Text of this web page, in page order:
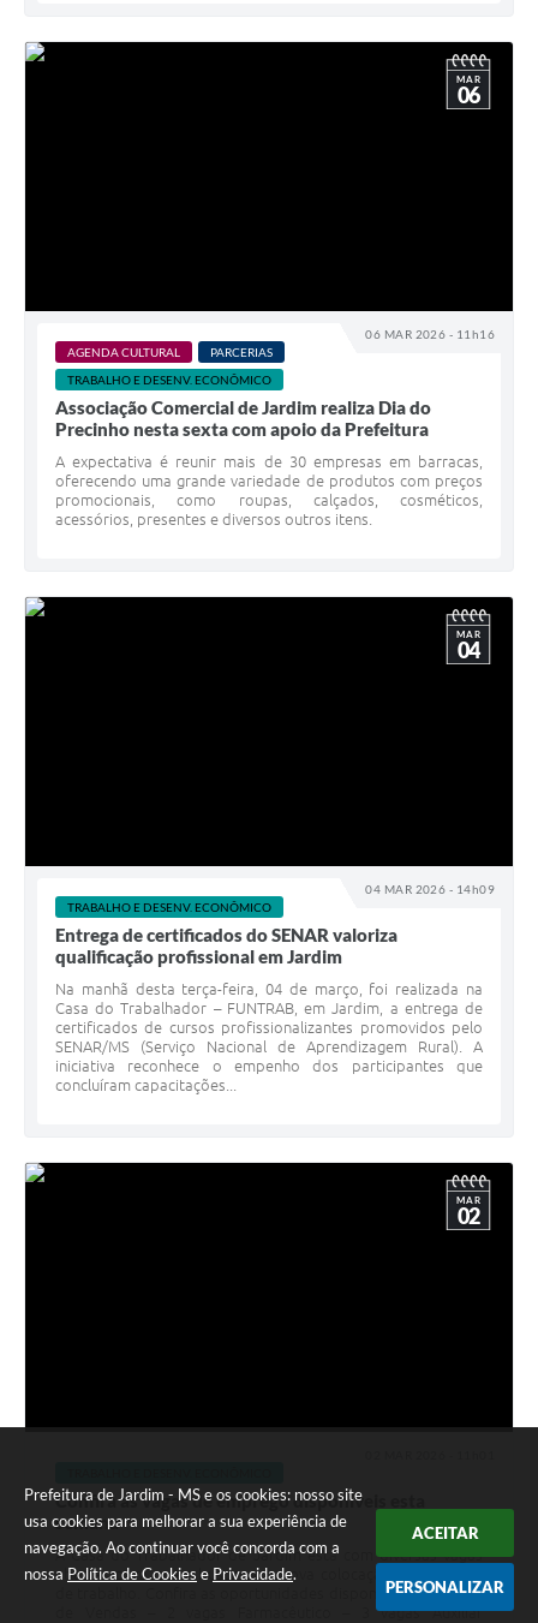
Prefeitura de Jardim - MS e os cookies: nosso site
usa cookies para melhorar a sua experiência de
navegação. Ao continuar você concorda com a
nossa Política de Cookies e Privacidade.
ACEITAR
PERSONALIZAR
06 MAR 2026 - 11h16
MAR
06
AGENDA CULTURAL
PARCERIAS
TRABALHO E DESENV. ECONÔMICO
Associação Comercial de Jardim realiza Dia do
Precinho nesta sexta com apoio da Prefeitura
A expectativa é reunir mais de 30 empresas em barracas,
oferecendo uma grande variedade de produtos com preços
promocionais, como roupas, calçados, cosméticos,
acessórios, presentes e diversos outros itens.
04 MAR 2026 - 14h09
MAR
04
TRABALHO E DESENV. ECONÔMICO
Entrega de certificados do SENAR valoriza
qualificação profissional em Jardim
Na manhã desta terça-feira, 04 de março, foi realizada na
Casa do Trabalhador – FUNTRAB, em Jardim, a entrega de
certificados de cursos profissionalizantes promovidos pelo
SENAR/MS (Serviço Nacional de Aprendizagem Rural). A
iniciativa reconhece o empenho dos participantes que
concluíram capacitações...
MAR
02
Confira as vagas de emprego disponíveis esta
semana
A Casa do Trabalhador de Jardim está com diversas vagas
abertas para quem busca uma nova colocação no mercado
de trabalho. Confira as oportunidades disponíveis: Consultor
de Vendas – 2 vagas Farmacêutico – 3 vagas Auxiliar